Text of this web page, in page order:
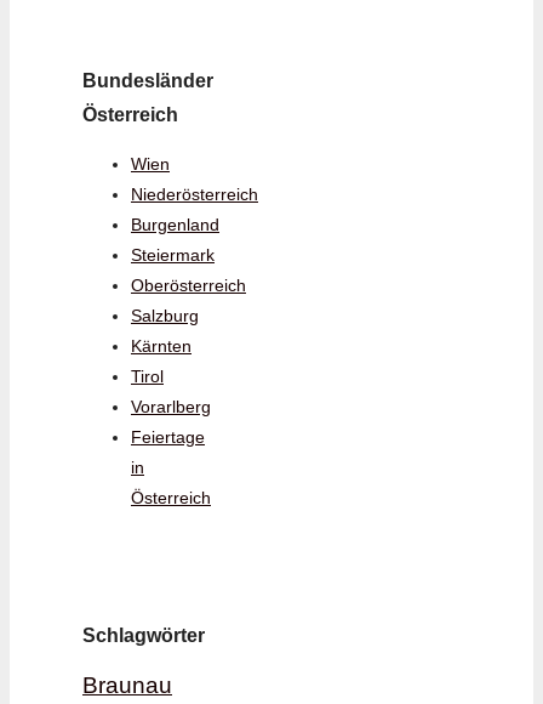
Bundesländer
Österreich
Wien
Niederösterreich
Burgenland
Steiermark
Oberösterreich
Salzburg
Kärnten
Tirol
Vorarlberg
Feiertage
in
Österreich
Schlagwörter
Braunau